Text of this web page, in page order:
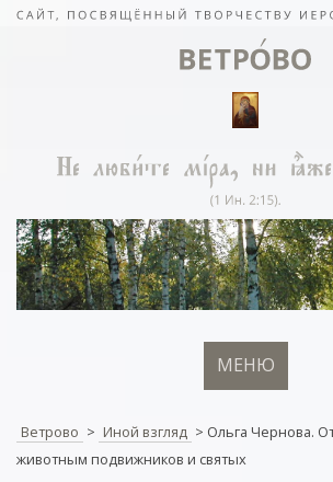
МЕНЮ
Ветрово > Иной взгляд > Ольга Чернова.
животным подвижников и святых